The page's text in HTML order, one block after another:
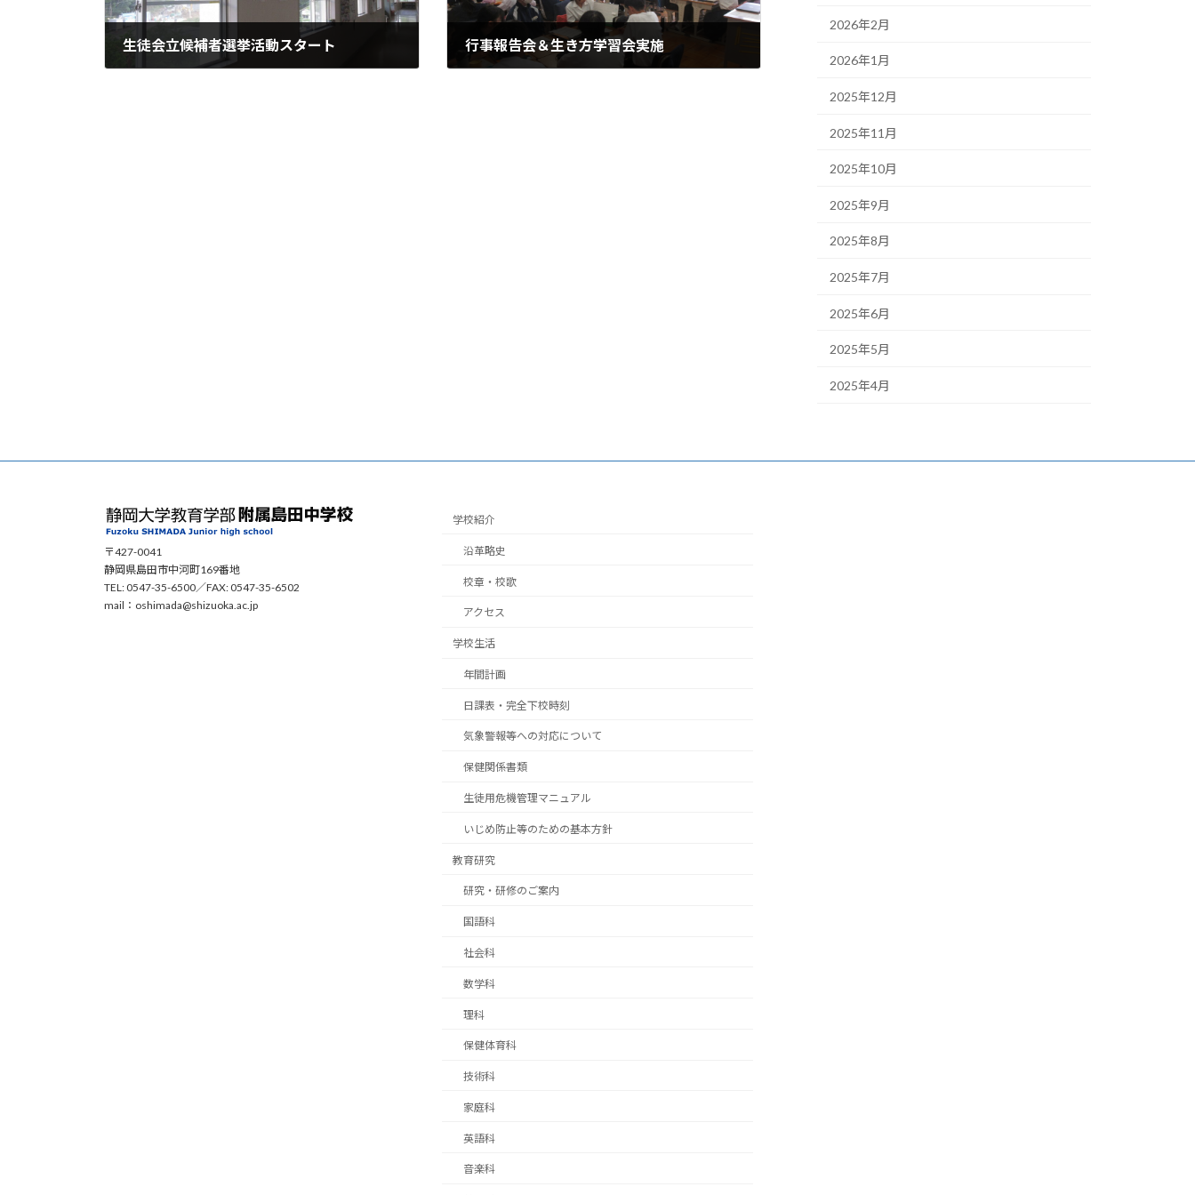
生徒会立候補者選挙活動スタート 行事報告会＆生き方学習会実施
2026年2月
2026年1月
2025年12月
2025年11月
2025年10月
2025年9月
2025年8月
2025年7月
2025年6月
2025年5月
2025年4月
〒427-0041
静岡県島田市中河町169番地
TEL: 0547-35-6500／FAX: 0547-35-6502
mail：oshimada@shizuoka.ac.jp
学校紹介
沿革略史
校章・校歌
アクセス
学校生活
年間計画
日課表・完全下校時刻
気象警報等への対応について
保健関係書類
生徒用危機管理マニュアル
いじめ防止等のための基本方針
教育研究
研究・研修のご案内
国語科
社会科
数学科
理科
保健体育科
技術科
家庭科
英語科
音楽科